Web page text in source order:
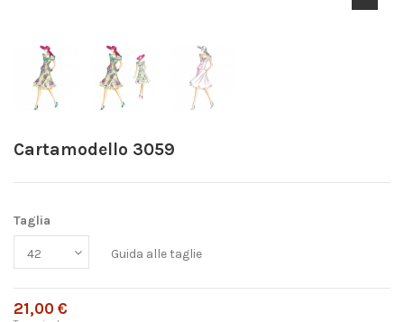
Cartamodello 3059
Taglia
Guida alle taglie
21,00 €